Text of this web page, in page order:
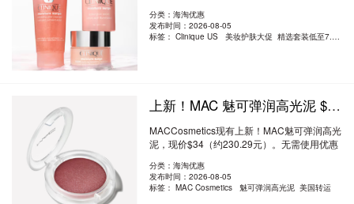
分类：海淘优惠
发布时间：2026-08-05
标签：Clinique US 美妆护肤大促 精选套装低至7.5折
上新！MAC 魅可弹润高光泥 $34（约230.29元）
MACCosmetics现有上新！MAC魅可弹润高光
泥，现价$34（约230.29元）。无需使用优惠
分类：海淘优惠
发布时间：2026-08-05
标签：MAC Cosmetics 魅可弹润高光泥 美国转运